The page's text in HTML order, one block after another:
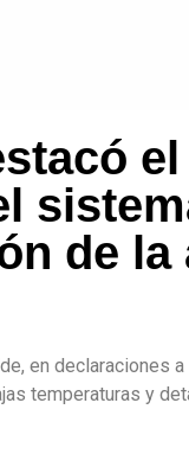
el
de la
en declaraciones
temperaturas y